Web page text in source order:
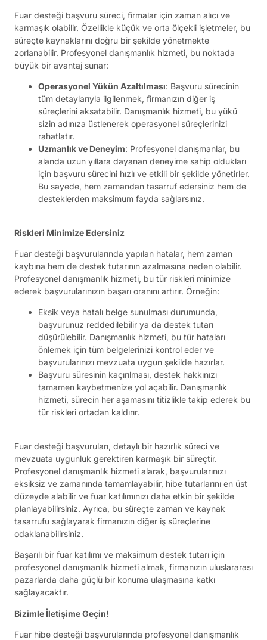
Fuar desteği başvuru süreci, firmalar için zaman alıcı ve
karmaşık olabilir. Özellikle küçük ve orta ölçekli işletmeler, bu
süreçte kaynaklarını doğru bir şekilde yönetmekte
zorlanabilir. Profesyonel danışmanlık hizmeti, bu noktada
büyük bir avantaj sunar:
Operasyonel Yükün Azaltılması: Başvuru sürecinin
tüm detaylarıyla ilgilenmek, firmanızın diğer iş
süreçlerini aksatabilir. Danışmanlık hizmeti, bu yükü
sizin adınıza üstlenerek operasyonel süreçlerinizi
rahatlatır.
Uzmanlık ve Deneyim: Profesyonel danışmanlar, bu
alanda uzun yıllara dayanan deneyime sahip oldukları
için başvuru sürecini hızlı ve etkili bir şekilde yönetirler.
Bu sayede, hem zamandan tasarruf edersiniz hem de
desteklerden maksimum fayda sağlarsınız.
Riskleri Minimize Edersiniz
Fuar desteği başvurularında yapılan hatalar, hem zaman
kaybına hem de destek tutarının azalmasına neden olabilir.
Profesyonel danışmanlık hizmeti, bu tür riskleri minimize
ederek başvurularınızın başarı oranını artırır. Örneğin:
Eksik veya hatalı belge sunulması durumunda,
başvurunuz reddedilebilir ya da destek tutarı
düşürülebilir. Danışmanlık hizmeti, bu tür hataları
önlemek için tüm belgelerinizi kontrol eder ve
başvurularınızı mevzuata uygun şekilde hazırlar.
Başvuru süresinin kaçırılması, destek hakkınızı
tamamen kaybetmenize yol açabilir. Danışmanlık
hizmeti, sürecin her aşamasını titizlikle takip ederek bu
tür riskleri ortadan kaldırır.
Fuar desteği başvuruları, detaylı bir hazırlık süreci ve
mevzuata uygunluk gerektiren karmaşık bir süreçtir.
Profesyonel danışmanlık hizmeti alarak, başvurularınızı
eksiksiz ve zamanında tamamlayabilir, hibe tutarlarını en üst
düzeyde alabilir ve fuar katılımınızı daha etkin bir şekilde
planlayabilirsiniz. Ayrıca, bu süreçte zaman ve kaynak
tasarrufu sağlayarak firmanızın diğer iş süreçlerine
odaklanabilirsiniz.
Başarılı bir fuar katılımı ve maksimum destek tutarı için
profesyonel danışmanlık hizmeti almak, firmanızın uluslararası
pazarlarda daha güçlü bir konuma ulaşmasına katkı
sağlayacaktır.
Bizimle İletişime Geçin!
Fuar hibe desteği başvurularında profesyonel danışmanlık